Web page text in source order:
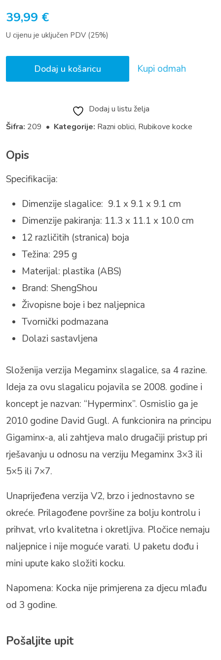
39,99 €
U cijenu je uključen PDV (25%)
Dodaj u košaricu Kupi odmah
Dodaj u listu želja
Šifra: 209 • Kategorije: Razni oblici, Rubikove kocke
Opis
Specifikacija:
Dimenzije slagalice: 9.1 x 9.1 x 9.1 cm
Dimenzije pakiranja: 11.3 x 11.1 x 10.0 cm
12 različitih (stranica) boja
Težina: 295 g
Materijal: plastika (ABS)
Brand: ShengShou
Živopisne boje i bez naljepnica
Tvornički podmazana
Dolazi sastavljena
Složenija verzija Megaminx slagalice, sa 4 razine.
Ideja za ovu slagalicu pojavila se 2008. godine i
koncept je nazvan: “Hyperminx”. Osmislio ga je
2010 godine David Gugl. A funkcionira na principu
Gigaminx-a, ali zahtjeva malo drugačiji pristup pri
rješavanju u odnosu na verziju Megaminx 3×3 ili
5×5 ili 7×7.
Unaprijeđena verzija V2, brzo i jednostavno se
okreće. Prilagođene površine za bolju kontrolu i
prihvat, vrlo kvalitetna i okretljiva. Pločice nemaju
naljepnice i nije moguće varati. U paketu dođu i
mini upute kako složiti kocku.
Napomena: Kocka nije primjerena za djecu mlađu
od 3 godine.
Pošaljite upit